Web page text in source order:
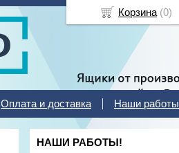
Оплата и доставка Наши работы
НАШИ РАБОТЫ!
Корзина (0)